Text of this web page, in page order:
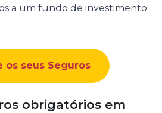
a um fundo de investimento
os seus Seguros
obrigatórios em